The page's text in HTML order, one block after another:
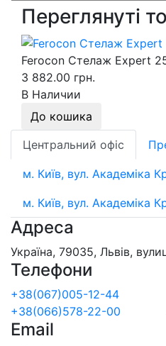
Переглянуті
Ferocon Стелаж Expert
3 882.00 грн.
В Наличии
До кошика
Центральний офіс
м. Київ, вул. Академіка
м. Київ, вул. Академіка
Адреса
Україна, 79035, Львів,
Телефони
+38(067)005-12-44
+38(066)578-22-00
Email